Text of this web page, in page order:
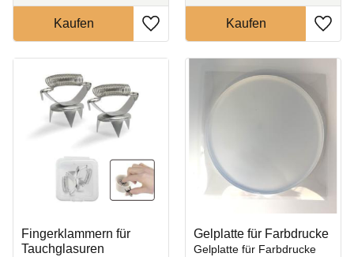
Zu Favoriten hinzufügen Zu
Fingerklammern für
Tauchglasuren
Gelplatte für Farbdrucke
Gelplatte für Farbdrucke